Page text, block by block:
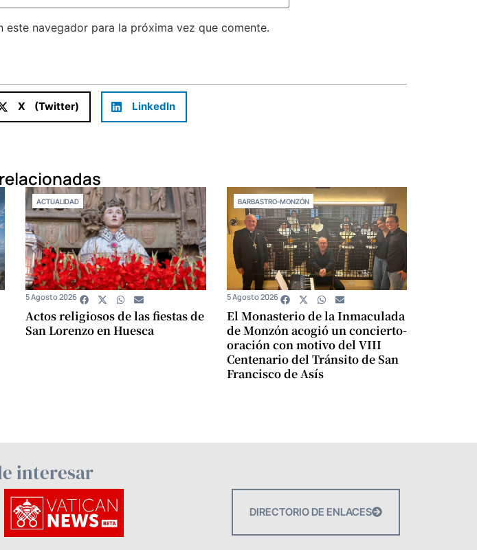
navegador para la próxima vez que comente.
X (Twitter) LinkedIn
ACTUALIDAD
Actos religiosos de las fiestas de
San Lorenzo en Huesca
5 Agosto 2026
BARBASTRO-MONZÓN
El Monasterio de la Inmaculada
de Monzón acogió un concierto-
oración con motivo del VIII
Centenario del Tránsito de San
Francisco de Asís
5 Agosto 2026
interesar
DIRECTORIO DE ENLACES